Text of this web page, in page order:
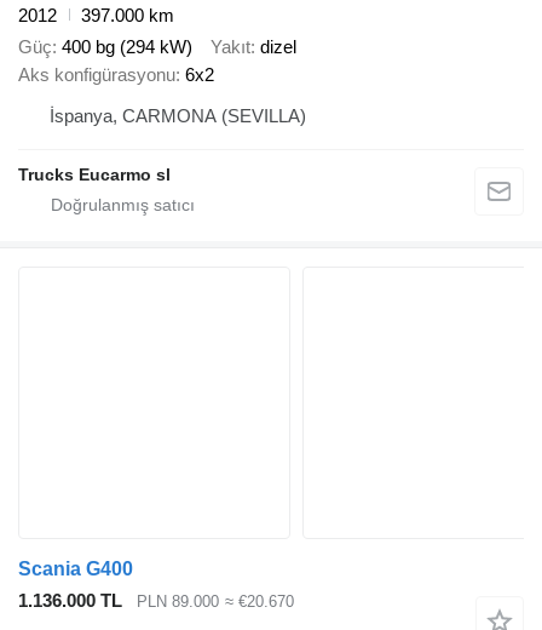
2012
397.000 km
Güç 400 bg (294 kW) Yakıt dizel
Aks konfigürasyonu 6x2
İspanya, CARMONA (SEVILLA)
Trucks Eucarmo sl
Scania G400
1.136.000 TL
PLN 89.000 ≈ €20.670